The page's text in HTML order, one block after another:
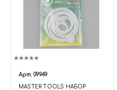
Арт. 09949
MASTER TOOLS НАБОР